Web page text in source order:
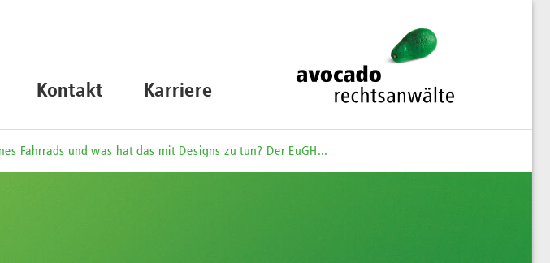
Kontakt Karriere
Fahrrads und was hat das mit Designs zu tun? Der EuGH...